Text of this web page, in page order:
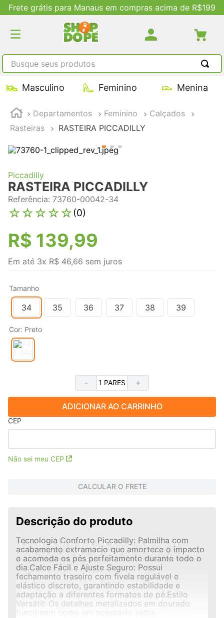
Frete grátis para Manaus em compras acima de R$199
Busque seus produtos
Masculino Feminino Menina
Departamentos Feminino
Calçados
Rasteiras
RASTEIRA PICCADILLY
Piccadilly
RASTEIRA PICCADILLY
Referência: 73760-00042-34
☆☆☆☆☆(0)
R$ 139,99
Em até 3x R$ 46,66 sem juros
Tamanho
34 35 36 37 38 39
Cor: Preto
＋
－
ADICIONAR AO CARRINHO
CEP
Não sei meu CEP
CALCULAR O FRETE
Descrição do produto
Tecnologia Conforto Piccadilly: Palmilha com
acabamento extramacio que amortece o impacto
e acomoda os pés perfeitamente durante todo o
dia.Calce Fácil e Ajuste Seguro: Possui
fechamento traseiro com fivela regulável e
elástico discreto, garantindo estabilidade e
adaptação a diferentes formatos de pé.Estilo
Versátil: Os detalhes metalizados em dourado
funcionam como um acessório extra,
TERMOS MAIS BUSCADOS
2
tenis feminino
4º
adidas